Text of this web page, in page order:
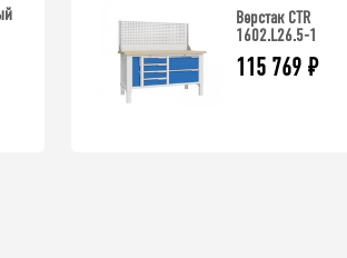
Верстак CTR
1602.L26.5-1
115 769 ₽